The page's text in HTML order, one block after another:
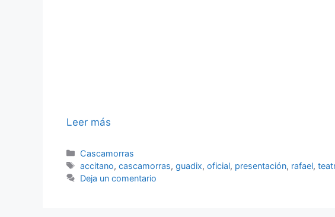
Leer más
Categorías
Cascamorras
Etiquetas
accitano,cascamorras,guadix,oficial, presentación, rafael,
Deja un comentario